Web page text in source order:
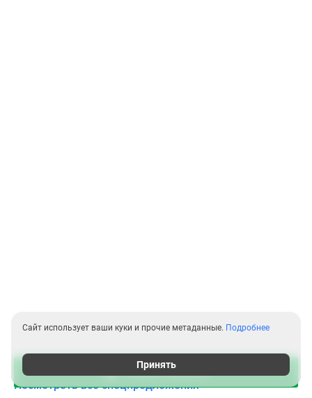
Акции в августе
Посмотреть все спецпредложения
Сайт использует ваши куки и прочие метаданные. Подробнее
Принять